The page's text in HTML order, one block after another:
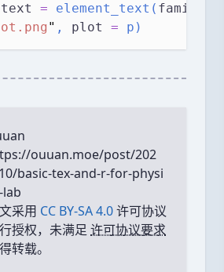
text = element_text( family
" , plot = p)
ouuan.moe/post/202
basic-tex-and-r-for-physi
lab
采用 CC BY-SA 4.0许可协议
授权，未满足 许可协议要求
转载。